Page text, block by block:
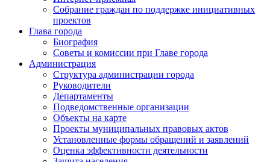
Собрание граждан по поддержке инициативных
проектов
Глава города
Биография
Советы и комиссии при Главе города
Администрация
Структура администрации города
Руководители
Департаменты
Подведомственные организации
Объекты на карте
Проекты муниципальных правовых актов
Установленные формы обращений и заявлений
Оценка эффективности деятельности